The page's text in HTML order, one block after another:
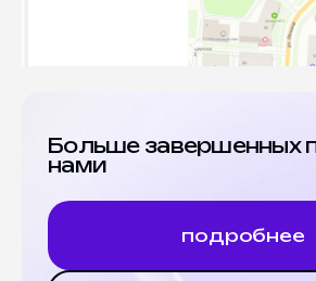
Больше завершенных
нами
подробнее